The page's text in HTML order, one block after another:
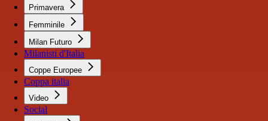
Primavera
Femminile
Milan Futuro
Milanisti d'Italia
Coppe Europee
Coppa italia
Video
Social